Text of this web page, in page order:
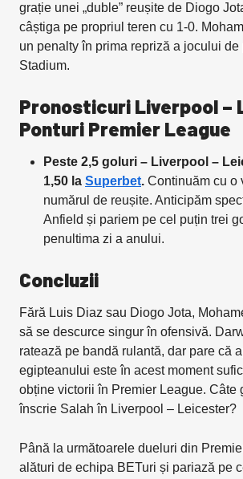
grație unei „duble” reușite de Diogo
câștiga pe propriul teren cu 1-0.
un penalty în prima repriză a jocului
Stadium.
Pronosticuri Liverpool –
Ponturi Premier League
Peste 2,5 goluri – Liverpool –
1,50 la Superbet. Continuăm cu o
numărul de reușite. Anticipăm
Anfield și pariem pe cel puțin trei
penultima zi a anului.
Concluzii
Fără Luis Diaz sau Diogo Jota,
să se descurce singur în ofensivă.
ratează pe bandă rulantă, dar pare că
egipteanului este în acest moment
obține victorii în Premier League. Câte
înscrie Salah în Liverpool – Leicester?
Până la următoarele dueluri din
alături de echipa BETuri și pariază pe